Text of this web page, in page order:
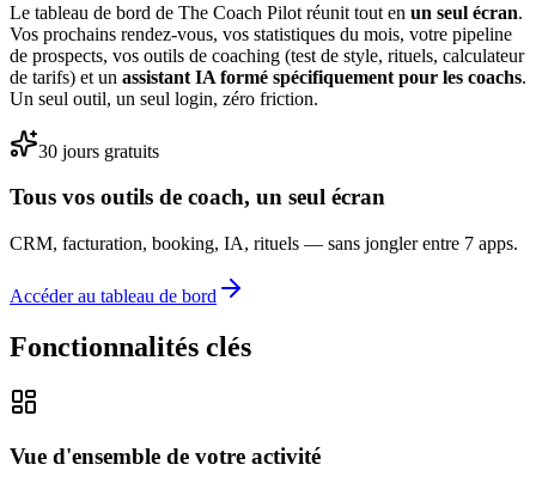
Le tableau de bord de The Coach Pilot réunit tout en un seul écran.
Vos prochains rendez-vous, vos statistiques du mois, votre pipeline
de prospects, vos outils de coaching (test de style, rituels, calculateur
de tarifs) et un assistant IA formé spécifiquement pour les coachs.
Un seul outil, un seul login, zéro friction.
30 jours gratuits
Tous vos outils de coach, un seul écran
CRM, facturation, booking, IA, rituels — sans jongler entre 7 apps.
Accéder au tableau de bord
Fonctionnalités clés
Vue d'ensemble de votre activité